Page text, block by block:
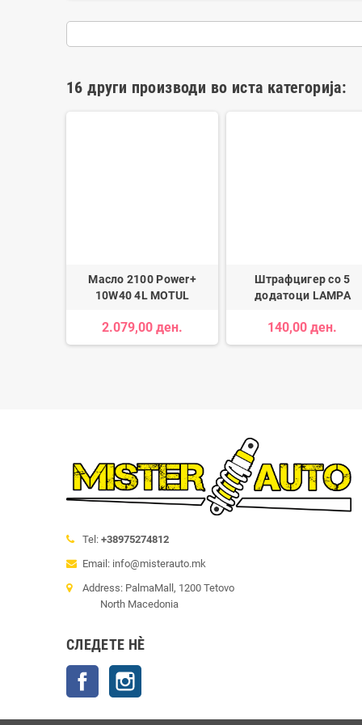
16 други производи во иста категорија:
Масло 2100 Power+
10W40 4L MOTUL
2.079,00 ден.
Штрафцигер со 5
додатоци LAMPA
140,00 ден.
Tel: +38975274812
Email: info@misterauto.mk
Address: PalmaMall, 1200 Tetovo
North Macedonia
СЛЕДЕТЕ НÈ
Facebook